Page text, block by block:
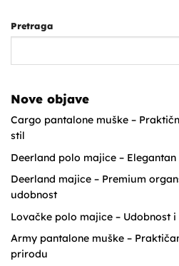
Pretraga
Nove objave
Cargo pantalone muške –
stil
Deerland polo majice –
Deerland majice – Premium
udobnost
Lovačke polo majice – Udobnost
Army pantalone muške –
prirodu